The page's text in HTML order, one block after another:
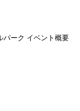
パーク イベント概要